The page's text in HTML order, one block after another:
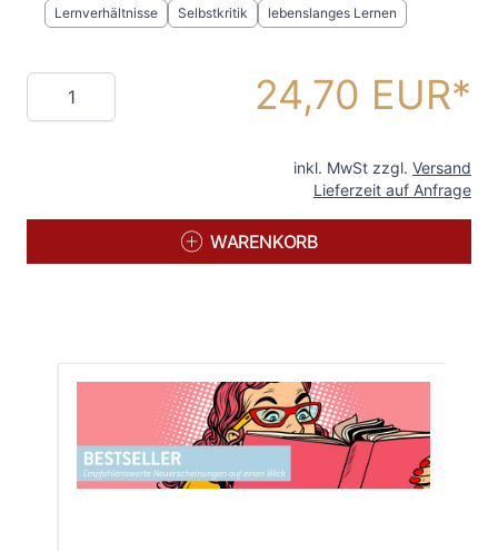
Lernverhältnisse Selbstkritik lebenslanges Lernen
Menge 24,70 EUR
inkl. MwSt zzgl. Versand
Lieferzeit auf Anfrage
WARENKORB